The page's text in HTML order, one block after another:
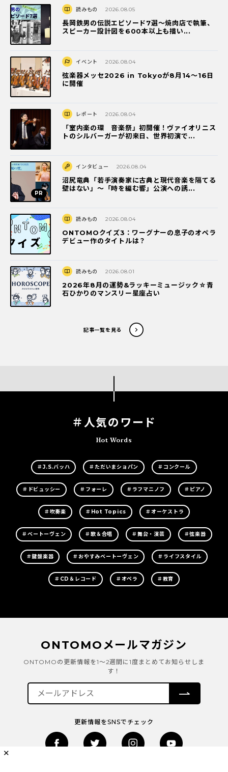
読みもの 2026.08.05
長岡鉄男の伝説エピソード7選〜焼肉店で執筆、
スピーカー設計図を600本以上も描い...
イベント 2026.08.04
弦楽器メッセ2026 in Tokyoが8月14～16日
に開催
レポート 2026.08.04
「室内楽の環 音楽祭」初開催！ヴァイオリニス
トのシルバーガーが初来日、世界初演で...
インタビュー 2026.08.04
沼尻竜典「若手演奏家に古典と現代音楽を隔てる
壁はない」～「時を編む響」公演への誘...
読みもの 2026.08.04
ONTOMOクイズ3：ワーグナーの息子のオペラ
デビュー作のタイトルは？
読みもの 2026.08.01
2026年8月の運勢&ラッキーミュージック☆青
石ひかりのマンスリー星座占い
記事一覧を見る
＃人気のワード
Hot Words
＃J.S.バッハ ＃ただいまショパン ＃コンクール
＃ドビュッシー ＃フォーレ ＃ラフマニノフ ＃ピアノ
＃吹奏楽 ＃Hot Topics ＃オーケストラ
＃ベートーヴェン ＃歌＆合唱 ＃舞台・演芸 ＃弦楽器
＃鍵盤楽器 ＃おやすみベートーヴェン ＃ライフスタイル
＃CD＆レコード ＃オペラ ＃教育
ONTOMOメールマガジン
ONTOMOの更新情報を1～2週間に1度まとめてお知らせしま
す！
更新情報をSNSでチェック
✕